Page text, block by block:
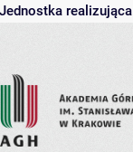
Jednostka